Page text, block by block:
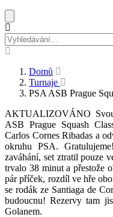
Domů
Turnaje
PSA ASB Prague
AKTUALIZOVÁNO
ASB Prague Squash
Carlos Cornes Ribadas a
okruhu PSA.
zaváhání, set ztratil pouze
trvalo 38 minut a přestože
pár příček, rozdíl ve hře
se rodák ze Santiaga de
budoucnu! Rezervy tam
Golanem.